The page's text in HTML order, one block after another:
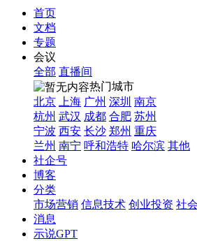
首页
文档
专题
会议
全部 直播间
热门城市
北京
上海 广州 深圳 南京
杭州 武汉 成都 合肥 苏州
宁波 西安 长沙 郑州 重庆
兰州 南宁 呼和浩特 哈尔滨 其他
社企号
博客
分类
市场营销 信息技术 创业投资 社
消息
示说GPT